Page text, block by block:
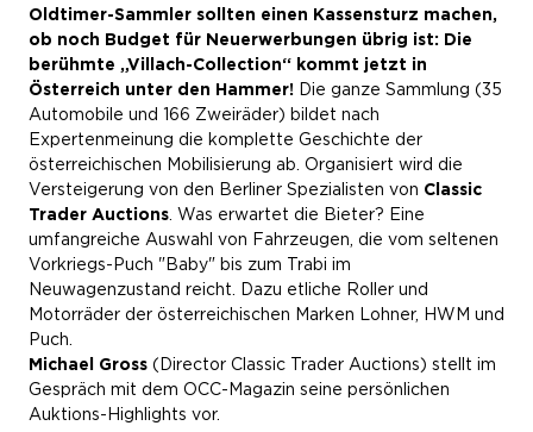
Oldtimer-Sammler sollten einen Kassensturz machen,
ob noch Budget für Neuerwerbungen übrig ist: Die
berühmte „Villach-Collection“ kommt jetzt in
Österreich unter den Hammer! Die ganze Sammlung (35
Automobile und 166 Zweiräder) bildet nach
Expertenmeinung die komplette Geschichte der
österreichischen Mobilisierung ab. Organisiert wird die
Versteigerung von den Berliner Spezialisten von Classic
Trader Auctions . Was erwartet die Bieter? Eine
umfangreiche Auswahl von Fahrzeugen, die vom seltenen
Vorkriegs-Puch "Baby" bis zum Trabi im
Neuwagenzustand reicht. Dazu etliche Roller und
Motorräder der österreichischen Marken Lohner, HWM und
Puch.
Michael Gross (Director Classic Trader Auctions) stellt im
Gespräch mit dem OCC-Magazin seine persönlichen
Auktions-Highlights vor.